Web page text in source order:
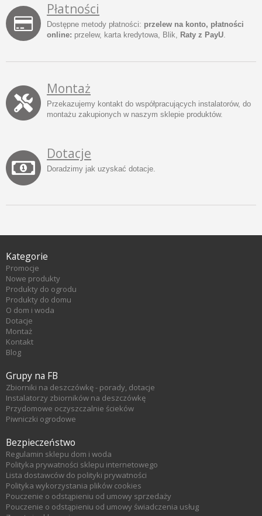
Płatności
Dostępne metody płatności: przelew na konto, płatności
online: przelew, karta kredytowa, Blik, Raty z PayU.
Montaż
Przekazujemy kontakt do współpracujących instalatorów, do
montażu zakupionych w naszym sklepie produktów.
Dotacje
Doradzimy jak uzyskać dotacje.
Kategorie
Promocje
Nowe produkty
Produkty do ogrodu
Produkty do domu
O dom i woda
Dotacje
Montaż
Kontakt
Blog
Grupy na FB
Zbiorniki na deszczówkę - porady, dotacje
Instalatorzy zbiorników na deszczówkę
Przydomowe oczyszczalnie ścieków
Piwniczki ogrodowe
Bezpieczeństwo
Regulamin sklepu dom i woda
Polityka prywatności sklepu internetowego
Lista dostawców do polityki prywatności
Polityka wykorzystania plików cookies
Pouczenie o odstąpieniu od umowy sprzedaży
Pouczenie o odstąpieniu od umowy świadczenia usług